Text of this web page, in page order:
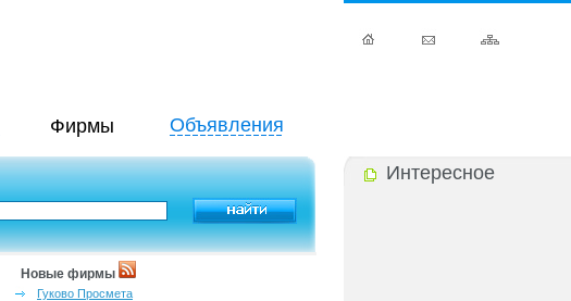
Фирмы Объявления
Новые фирмы
Гуково Просмета
Интересное